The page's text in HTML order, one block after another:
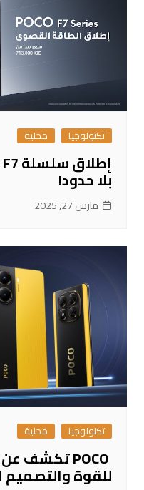
تكنولوجيا محلية
بلا حدود!
مارس 27, 2025
تكنولوجيا محلية
للقوة والتصميم